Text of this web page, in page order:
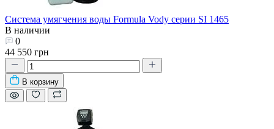
Система умягчения воды Formula Vody серии SI 1465
В наличии
0
44 550 грн
В корзину